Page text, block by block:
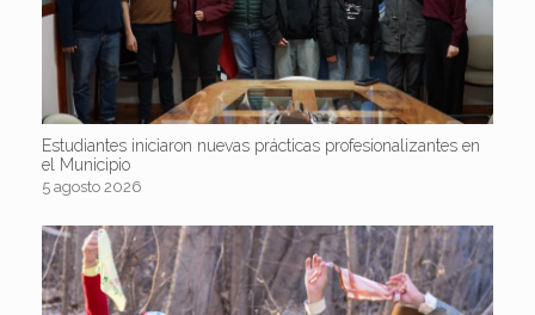
Estudiantes iniciaron nuevas prácticas profesionalizantes en
el Municipio
5 agosto 2026